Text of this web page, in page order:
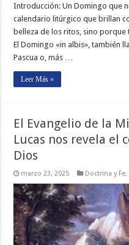
Introducción: Un Domingo que
calendario litúrgico que brillan
belleza de los ritos, sino
El Domingo «in albis», también
Pascua o, más …
Leer Más »
El Evangelio de la
Lucas nos revela el
Dios
marzo 23, 2025 Doctrina y Fe,